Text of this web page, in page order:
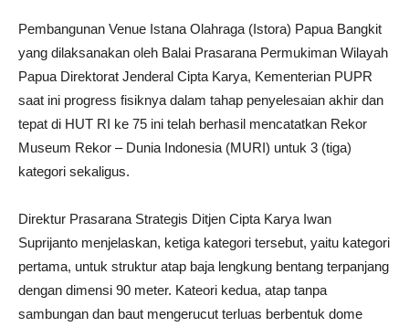
Pembangunan Venue Istana Olahraga (Istora) Papua Bangkit
yang dilaksanakan oleh Balai Prasarana Permukiman Wilayah
Papua Direktorat Jenderal Cipta Karya, Kementerian PUPR
saat ini progress fisiknya dalam tahap penyelesaian akhir dan
tepat di HUT RI ke 75 ini telah berhasil mencatatkan Rekor
Museum Rekor – Dunia Indonesia (MURI) untuk 3 (tiga)
kategori sekaligus.
Direktur Prasarana Strategis Ditjen Cipta Karya Iwan
Suprijanto menjelaskan, ketiga kategori tersebut, yaitu kategori
pertama, untuk struktur atap baja lengkung bentang terpanjang
dengan dimensi 90 meter. Kateori kedua, atap tanpa
sambungan dan baut mengerucut terluas berbentuk dome